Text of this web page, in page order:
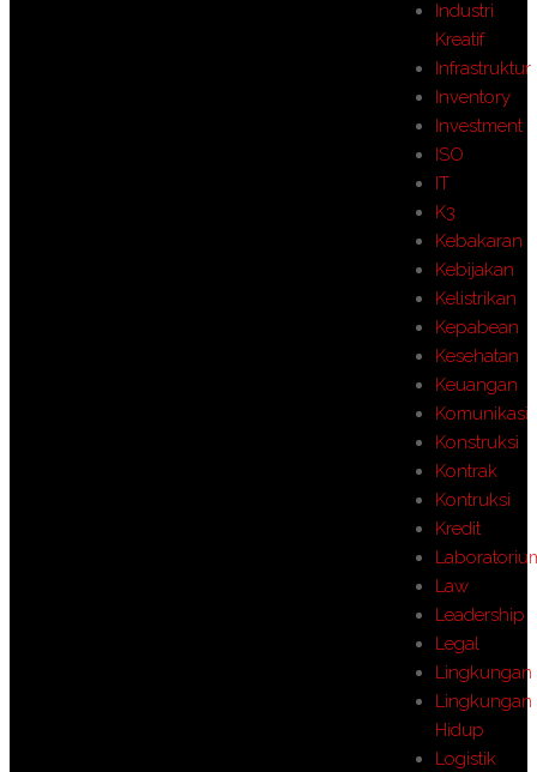
Industri
Kreatif
Infrastruktur
Inventory
Investment
ISO
IT
K3
Kebakaran
Kebijakan
Kelistrikan
Kepabean
Kesehatan
Keuangan
Komunikasi
Konstruksi
Kontrak
Kontruksi
Kredit
Law
Leadership
Legal
Lingkungan
Lingkungan
Hidup
Logistik